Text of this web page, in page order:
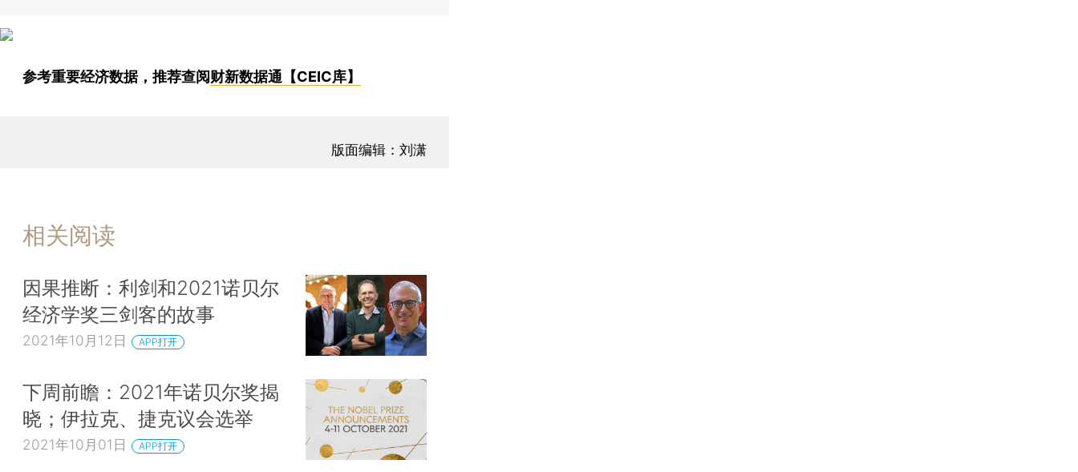
参考重要经济数据，推荐查阅财新数据通【CEIC库】
版面编辑：刘潇
相关阅读
因果推断：利剑和2021诺贝尔
经济学奖三剑客的故事
2021年10月12日 APP打开
下周前瞻：2021年诺贝尔奖揭
晓；伊拉克、捷克议会选举
2021年10月01日 APP打开